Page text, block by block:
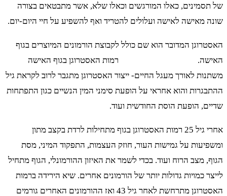
של תסמינים, כאלו המורגשים וכאלו שלא, אשר מתבטאים בצורה
שונה מאישה לאישה ועלולים להטריד ואף להשפיע על חיי היום-יום.
האסטרוגן המדובר הוא שם כולל לקבוצת הורמונים המיוצרים בגוף
האישה. רמות האסטרוגן בגוף האישה
משתנות לאורך מעגל החיים- ייצור האסטרוגן מתגבר לרוב לקראת גיל
ההתבגרות והוא אחראי על הופעת סימני המין הנשיים כגון התפתחות
שדיים, הופעת הוסת החודשית ועוד.
אחרי גיל 25 רמות האסטרוגן בגוף מתחילות לרדת בקצב מתון
ומשפיעות על גמישות העור, חוזק העצמות, התפקוד המיני, מסת
הגוף, מצב הרוח ועוד. בכדי לשמר את האיזון ההורמונלי, הגוף מתחיל
לייצר כמויות גדולות יותר של הורמונים אחרים. שיא הירידה ברמות
האסטרוגן מתרחשת לאחר גיל 43 ואז ההורמונים האחרים גורמים